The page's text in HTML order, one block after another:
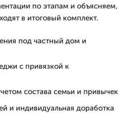
по этапам и объясняем,
в итоговый комплект.
под частный дом и
с привязкой к
состава семьи и привычек
и индивидуальная доработка